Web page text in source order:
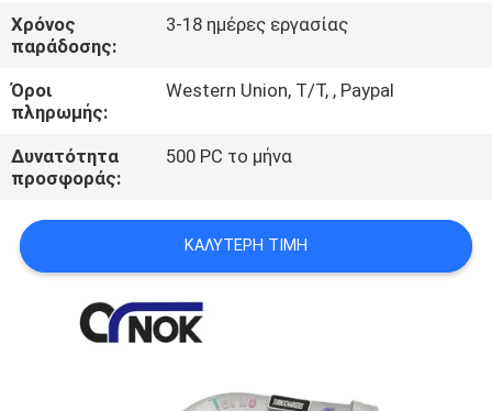
ΜΑΣ
ΕΛΆΤΕ
ΣΕ
ΕΠΑΦΉ
ΜΕ
ΕΙΔΉΣΕΙΣ
ΖΗΤΉΣΤΕ
Χρόνος
παράδοσης:
3-18 ημέρες εργασίας
Όροι
πληρωμής:
Western Union, T/T, , Paypal
Δυνατότητα
προσφοράς:
500 PC το μήνα
ΚΑΛΎΤΕΡΗ ΤΙΜΉ